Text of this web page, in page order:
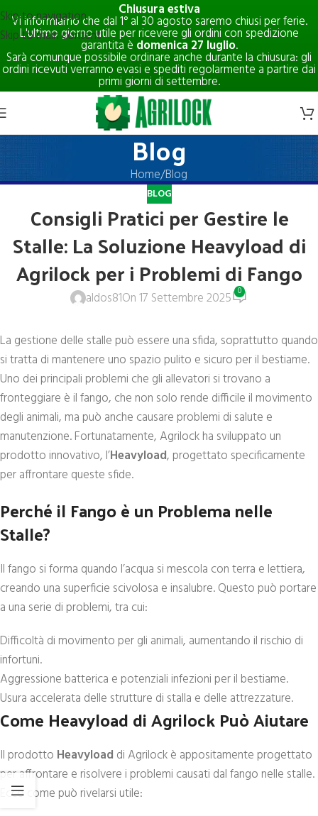
Chiusura estiva
Vi informiamo che dal 1° al 30 agosto saremo chiusi per ferie.
L'ultimo giorno utile per ricevere gli ordini con spedizione
garantita è domenica 27 luglio.
Sarà comunque possibile ordinare anche durante la chiusura: gli
ordini ricevuti verranno evasi e spediti regolarmente a partire dai
primi giorni di settembre.
Skip to navigation
Skip to main content
Blog
Home Blog
BLOG
Consigli Pratici per Gestire le
Stalle: La Soluzione Heavyload di
Agrilock per i Problemi di Fango
aldos81On 17 Settembre 2025 0
La gestione delle stalle può essere una sfida, soprattutto quando
si tratta di mantenere uno spazio pulito e sicuro per il bestiame.
Uno dei principali problemi che gli allevatori si trovano a
fronteggiare è il fango, che non solo rende difficile il movimento
degli animali, ma può anche causare problemi di salute e
manutenzione. Fortunatamente, Agrilock ha sviluppato un
prodotto innovativo, l’Heavyload, progettato specificamente
per affrontare queste sfide.
Perché il Fango è un Problema nelle
Stalle?
Il fango si forma quando l’acqua si mescola con terra e lettiera,
creando una superficie scivolosa e insalubre. Questo può portare
a una serie di problemi, tra cui:
Difficoltà di movimento per gli animali, aumentando il rischio di
infortuni.
Aggressione batterica e potenziali infezioni per il bestiame.
Usura accelerata delle strutture di stalla e delle attrezzature.
Come Heavyload di Agrilock Può Aiutare
Il prodotto Heavyload di Agrilock è appositamente progettato
per affrontare e risolvere i problemi causati dal fango nelle stalle.
Ecco come può rivelarsi utile: